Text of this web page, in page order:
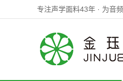
专注声学面料43年 · 为音